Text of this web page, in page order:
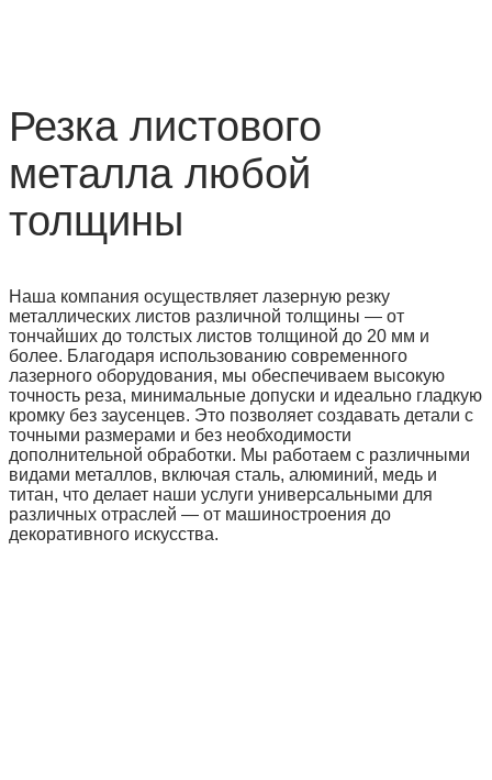
Резка листового
металла любой
толщины
Наша компания осуществляет лазерную резку
металлических листов различной толщины — от
тончайших до толстых листов толщиной до 20 мм и
более. Благодаря использованию современного
лазерного оборудования, мы обеспечиваем высокую
точность реза, минимальные допуски и идеально гладкую
кромку без заусенцев. Это позволяет создавать детали с
точными размерами и без необходимости
дополнительной обработки. Мы работаем с различными
видами металлов, включая сталь, алюминий, медь и
титан, что делает наши услуги универсальными для
различных отраслей — от машиностроения до
декоративного искусства.